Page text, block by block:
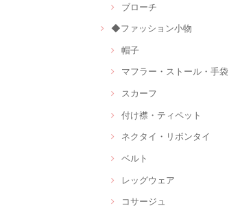
ブローチ
◆ファッション小物
帽子
マフラー・ストール・手袋
スカーフ
付け襟・ティペット
ネクタイ・リボンタイ
ベルト
レッグウェア
コサージュ